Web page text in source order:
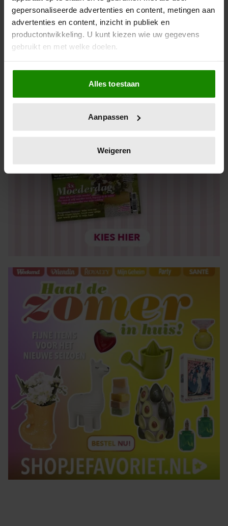
gepersonaliseerde advertenties en content, metingen aan
advertenties en content, inzicht in publiek en
productontwikkeling. U kunt kiezen wie uw gegevens
gebruikt en met welke doelen.
Als u het toestaat, willen we ook graag:
Informatie verzamelen over uw geografische locatie,
die tot een paar meter nauwkeurig kan zijn
op specifieke eigenschappen (fingerprinting)
verwerkt en stel uw voorkeuren in het
intrekken in de Cookieverklaring.
We gebruiken cookies om content en advertenties te
personaliseren, om functies voor social media te bieden
en om ons websiteverkeer te analyseren. Ook delen we
informatie over uw gebruik van onze site met onze
informatie die u aan ze heeft verstrekt of die ze hebben
verzameld op basis van uw gebruik van hun services. U
gaat akkoord met onze cookies als u onze website blijft
gebruiken.
Alles toestaan
Aanpassen
Weigeren
Digitaal lezen
Los kopen